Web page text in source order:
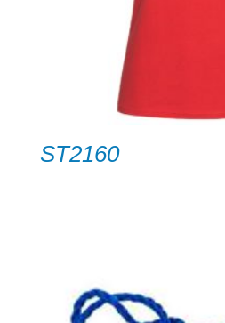
ST2160